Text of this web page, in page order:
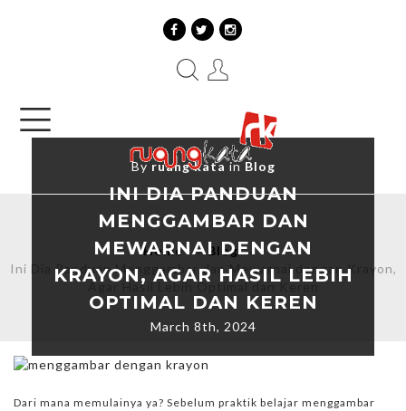
Home→ Blog →
Ini Dia Panduan Menggambar dan Mewarnai dengan Krayon,
Agar Hasil Lebih Optimal dan Keren
Byruang katainBlog
INI DIA PANDUAN
MENGGAMBAR DAN
MEWARNAI DENGAN
KRAYON, AGAR HASIL LEBIH
OPTIMAL DAN KEREN
March 8th, 2024
Dari mana memulainya ya? Sebelum praktik belajar menggambar